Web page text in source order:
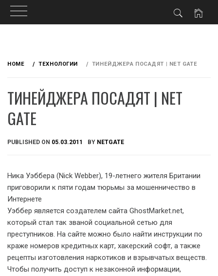
HOME ТЕХНОЛОГИИ ТИНЕЙДЖЕРА ПОСАДЯТ | NET GATE
ТИНЕЙДЖЕРА ПОСАДЯТ | NET
GATE
PUBLISHED ON 05.03.2011 BY NETGATE
Ника Уэббера (Nick Webber), 19-летнего жителя Британии
приговорили к пяти годам тюрьмы за мошенничество в
Интернете
Уэббер является создателем сайта GhostMarket.net,
который стал так званой социальной сетью для
преступников. На сайте можно было найти инструкции по
краже номеров кредитных карт, хакерский софт, а также
рецепты изготовления наркотиков и взрывчатых веществ.
Чтобы получить доступ к незаконной информации,